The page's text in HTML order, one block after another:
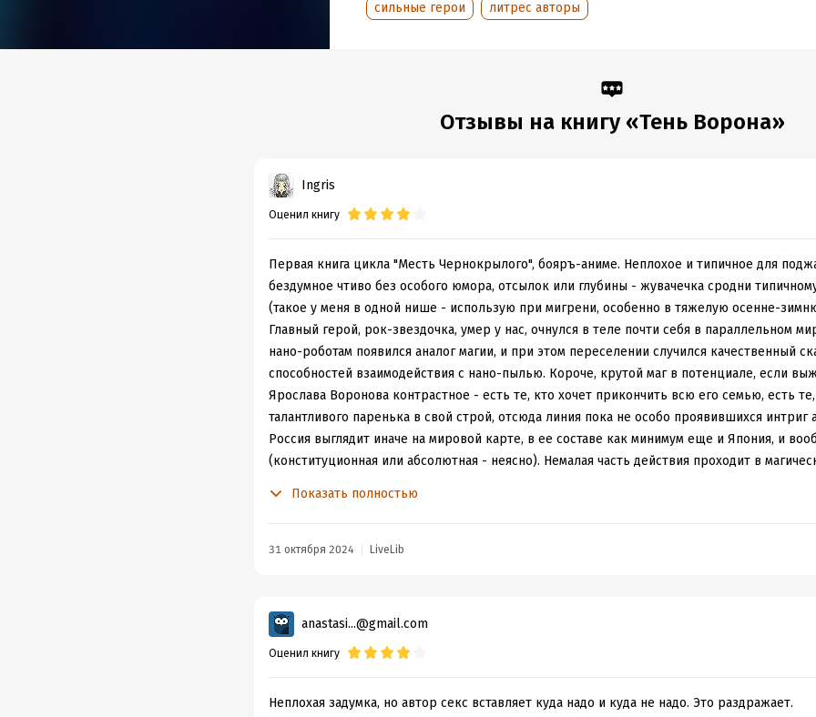
сильные герои
литрес авторы
Отзывы на книгу «Тень Ворона»
Ingris
Оценил книгу
Первая книга цикла "Месть Чернокрылого", бояръ-аниме. Неплохое и типичное для
бездумное чтиво без особого юмора, отсылок или глубины - жувачечка сродни
(такое у меня в одной нише - использую при мигрени, особенно в тяжелую осенне-
Главный герой, рок-звездочка, умер у нас, очнулся в теле почти себя в параллельном
нано-роботам появился аналог магии, и при этом переселении случился качественный
способностей взаимодействия с нано-пылью. Короче, крутой маг в потенциале, если
Ярослава Воронова контрастное - есть те, кто хочет прикончить всю его семью, есть те,
талантливого паренька в свой строй, отсюда линия пока не особо проявившихся интриг
Россия выглядит иначе на мировой карте, в ее составе как минимум еще и Япония, и
(конституционная или абсолютная - неясно). Немалая часть действия проходит в
середнячка таки может что-то развиться получше - есть, и язык нормальный русский, и
Показать полностью
31 октября 2024 LiveLib
anastasi...@gmail.com
Оценил книгу
Неплохая задумка, но автор секс вставляет куда надо и куда не надо. Это раздражает.